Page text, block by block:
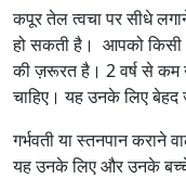
कपूर तेल त्वचा पर सीधे
हो सकती है। आपको
की ज़रूरत है। 2 वर्ष से कम
चाहिए। यह उनके लिए बेहद
गर्भवती या स्तनपान कराने
यह उनके लिए और उनके